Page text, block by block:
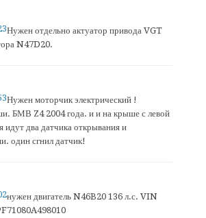
Нужен отдельно актуатор привода VGT
N47D20.
Нужен моторчик электрический !
БМВ Z4 2004 года. и и на крыше с левой
идут два датчика открывания и
один сгнил датчик!
нужен двигатель N46B20 136 л.с. VIN